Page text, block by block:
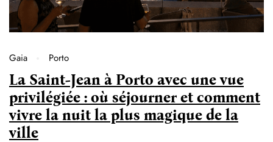
Gaia Porto
La Saint-Jean à Porto avec une vue
privilégiée : où séjourner et comment
vivre la nuit la plus magique de la
ville